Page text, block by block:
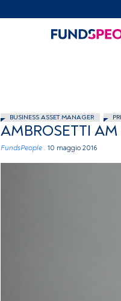
BUSINESS ASSET MANAGER
AMBROSETTI
FundsPeople . 10 maggio 2016